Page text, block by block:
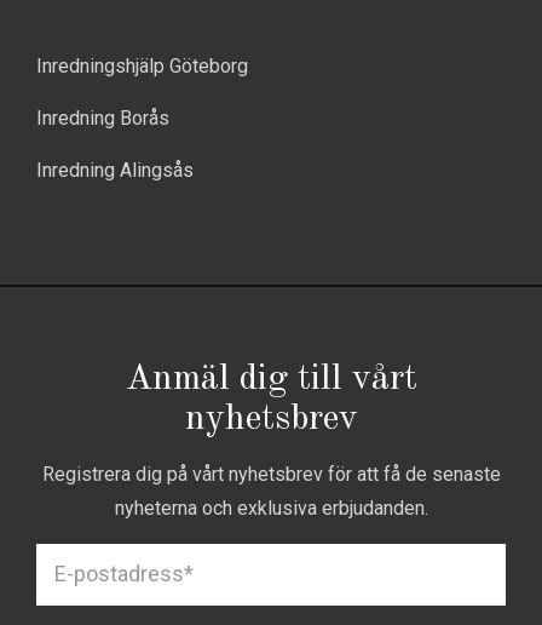
Inredningshjälp Göteborg
Inredning Borås
Inredning Alingsås
Anmäl dig till vårt
nyhetsbrev
Registrera dig på vårt nyhetsbrev för att få de senaste
nyheterna och exklusiva erbjudanden.